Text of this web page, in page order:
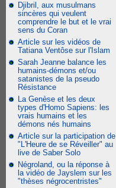
Djibril, aux musulmans
sincères qui veulent
comprendre le but et le vrai
sens du Coran
Article sur les vidéos de
Tatiana Ventôse sur l'Islam
Sarah Jeanne balance les
humains-démons et/ou
satanistes de la pseudo
Résistance
La Genèse et les deux
types d'Homo Sapiens: les
vrais humains et les
démons nés humains
Article sur la participation de
"L'Heure de se Réveiller" au
live de Saber Solo
Négroland, ou la réponse à
la vidéo de Jayslem sur les
"thèses négrocentristes"